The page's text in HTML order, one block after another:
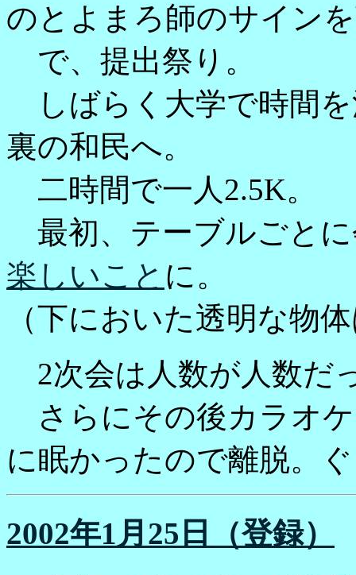
のとよまろ師のサイン
で、提出祭り。
しばらく大学で時間
裏の和民へ。
二時間で一人2.5K。
最初、テーブルごと
楽しいこと に。
（下においた透明な物
2次会は人数が人数だ
さらにその後カラオ
に眠かったので離脱。
2002年1月25日（登録）